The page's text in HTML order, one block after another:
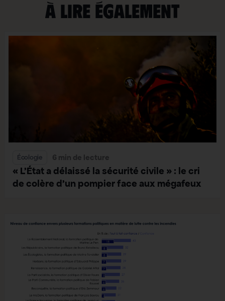
À lire également
Écologie 6 min de lecture
« L’État a délaissé la sécurité civile » : le cri
de colère d’un pompier face aux mégafeux